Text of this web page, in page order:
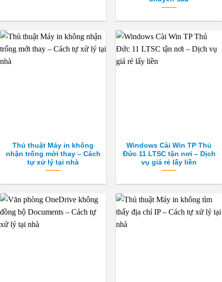
Thủ thuật Máy in không
nhận trống mới thay – Cách
tự xử lý tại nhà
Windows Cài Win TP Thủ
Đức 11 LTSC tận nơi – Dịch
vụ giá rẻ lấy liền